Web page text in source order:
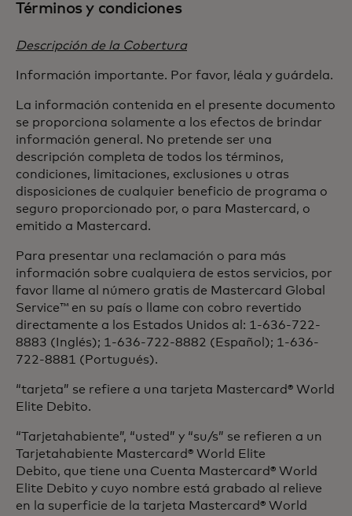
Términos y condiciones
Descripción de la Cobertura
Información importante. Por favor, léala y guárdela.
La información contenida en el presente documento
se proporciona solamente a los efectos de brindar
información general. No pretende ser una
descripción completa de todos los términos,
condiciones, limitaciones, exclusiones u otras
disposiciones de cualquier beneficio de programa o
seguro proporcionado por, o para Mastercard, o
emitido a Mastercard.
Para presentar una reclamación o para más
información sobre cualquiera de estos servicios, por
favor llame al número gratis de Mastercard Global
Service™ en su país o llame con cobro revertido
directamente a los Estados Unidos al: 1-636-722-
8883 (Inglés); 1-636-722-8882 (Español); 1-636-
722-8881 (Portugués).
“tarjeta” se refiere a una tarjeta Mastercard® World
Elite Debito.
“Tarjetahabiente”, “usted” y “su/s” se refieren a un
Tarjetahabiente Mastercard® World Elite
Debito, que tiene una Cuenta Mastercard® World
Elite Debito y cuyo nombre está grabado al relieve
en la superficie de la tarjeta Mastercard® World